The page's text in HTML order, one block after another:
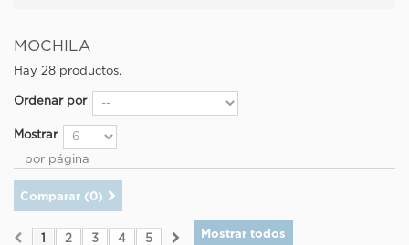
MOCHILA
Hay 28 productos.
Ordenar por
Mostrar
por página
Comparar (0)
Mostrar todos
2 3 4 5